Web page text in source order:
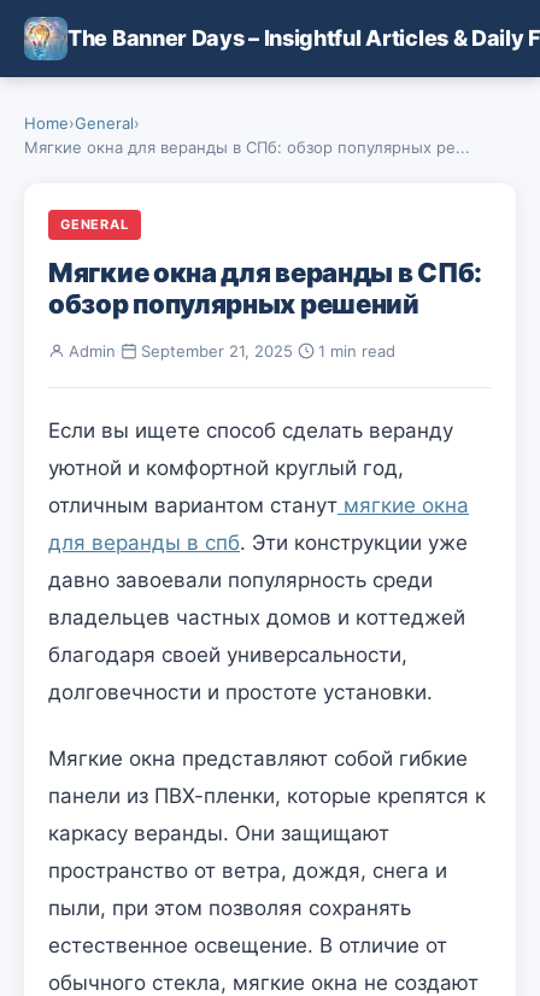
Skip to main content
The Banner Days – Insightful Articles & Daily
Home›General›
Мягкие окна для веранды в СПб: обзор популярных ре...
GENERAL
Мягкие окна для веранды в СПб:
обзор популярных решений
Admin September 21, 2025 1 min read
Если вы ищете способ сделать веранду
уютной и комфортной круглый год,
отличным вариантом станут мягкие окна
для веранды в спб. Эти конструкции уже
давно завоевали популярность среди
владельцев частных домов и коттеджей
благодаря своей универсальности,
долговечности и простоте установки.
Мягкие окна представляют собой гибкие
панели из ПВХ-пленки, которые крепятся к
каркасу веранды. Они защищают
пространство от ветра, дождя, снега и
пыли, при этом позволяя сохранять
естественное освещение. В отличие от
обычного стекла, мягкие окна не создают